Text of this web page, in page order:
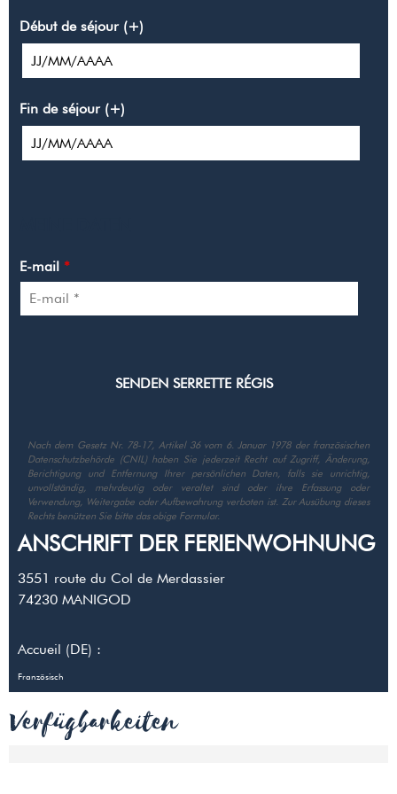
Début de séjour (+)
Fin de séjour (+)
E-mail *
Nach dem Gesetz Nr. 78-17, Artikel 36 vom 6. Januar 1978 der französischen
Datenschutzbehörde (CNIL) haben Sie jederzeit Recht auf Zugriff, Änderung,
Berichtigung und Entfernung Ihrer persönlichen Daten, falls sie unrichtig,
unvollständig, mehrdeutig oder veraltet sind oder ihre Erfassung oder
Verwendung, Weitergabe oder Aufbewahrung verboten ist. Zur Ausübung dieses
Rechts benützen Sie bitte das obige Formular.
ANSCHRIFT DER FERIENWOHNUNG
3551 route du Col de Merdassier
74230 MANIGOD
Accueil (DE) :
Französisch
Verfügbarkeiten